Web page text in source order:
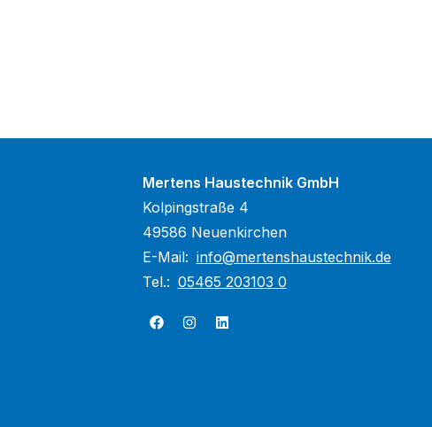
Mertens Haustechnik GmbH
Kolpingstraße 4
49586 Neuenkirchen
E-Mail: info@mertenshaustechnik.de
Tel.: 05465 203103 0